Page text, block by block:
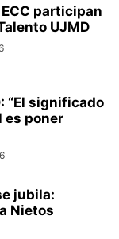
participan
UJMD
“El significado
es poner
jubila:
Nietos